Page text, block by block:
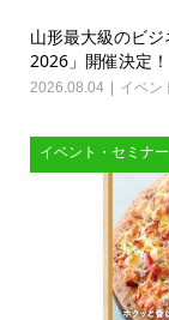
山形最大級のビ
2026」開催決定！
2026.08.04 イベン
イベント・セミナー